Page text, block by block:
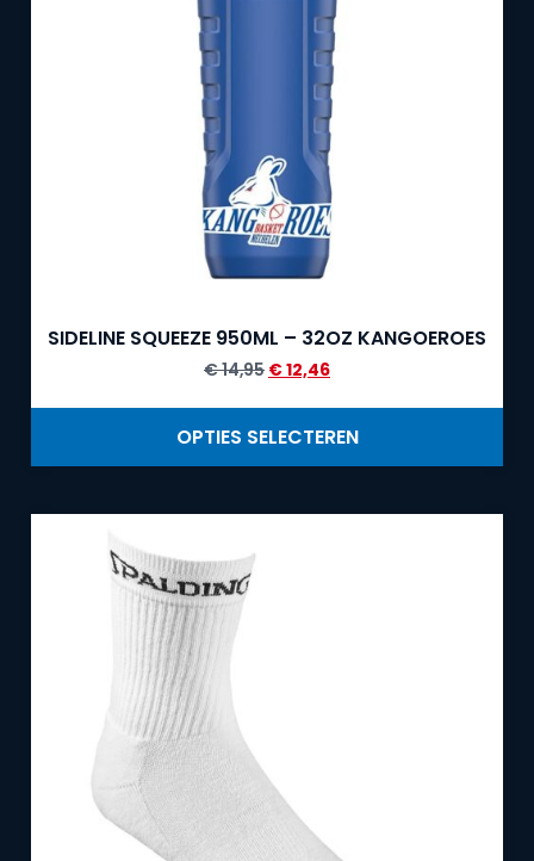
SIDELINE SQUEEZE 950ML – 32OZ KANGOEROES
€14,95 €12,46
OPTIES SELECTEREN